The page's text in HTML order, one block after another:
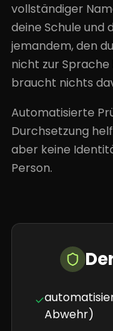
vollständiger
deine Schule und
jemandem, den
nicht zur
braucht nichts
Automatisierte
Durchsetzung
aber keine
Person.
✓
Abwehr)